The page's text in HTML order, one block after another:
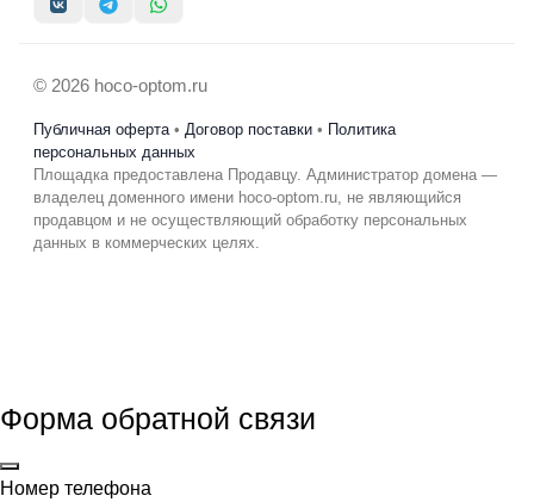
© 2026 hoco-optom.ru
Публичная оферта• Договор поставки • Политика
персональных данных
Площадка предоставлена Продавцу. Администратор домена —
владелец доменного имени hoco-optom.ru, не являющийся
продавцом и не осуществляющий обработку персональных
данных в коммерческих целях.
Форма обратной связи
Номер телефона